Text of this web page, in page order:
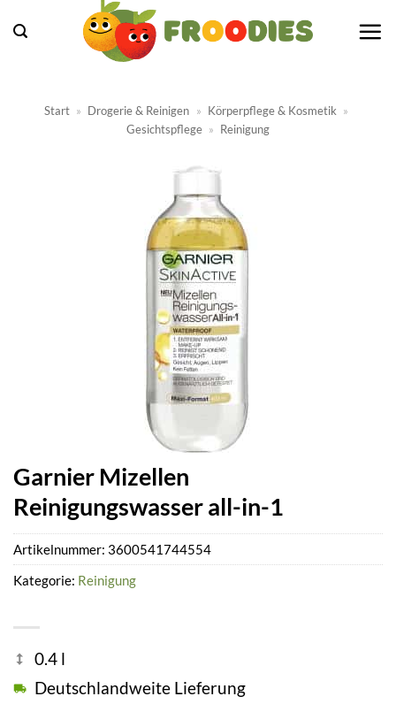
Inhalt
Start » Drogerie & Reinigen » Körperpflege & Kosmetik »
Gesichtspflege » Reinigung
Garnier Mizellen
Reinigungswasser all-in-1
0.4 l
Deutschlandweite Lieferung
Artikelnummer: 3600541744554
Kategorie: Reinigung